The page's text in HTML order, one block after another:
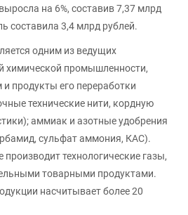
на 6%, составив 7,37 млрд
составила 3,4 млрд рублей.
одним из ведущих
химической промышленности,
продукты его переработки
технические нити, кордную
аммиак и азотные удобрения
сульфат аммония, КАС).
производит технологические газы,
товарными продуктами.
насчитывает более 20